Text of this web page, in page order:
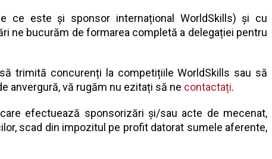
ce este și sponsor internațional WorldSkills) și cu
ne bucurăm de formarea completă a delegației pentru
trimită concurenți la competițiile WorldSkills sau să
anvergură, vă rugăm nu ezitați să ne contactați.
efectuează sponsorizări și/sau acte de mecenat,
scad din impozitul pe profit datorat sumele aferente,